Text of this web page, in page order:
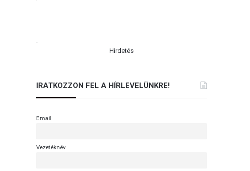
.
Hirdetés
IRATKOZZON FEL A HÍRLEVELÜNKRE!
Email
Vezetéknév